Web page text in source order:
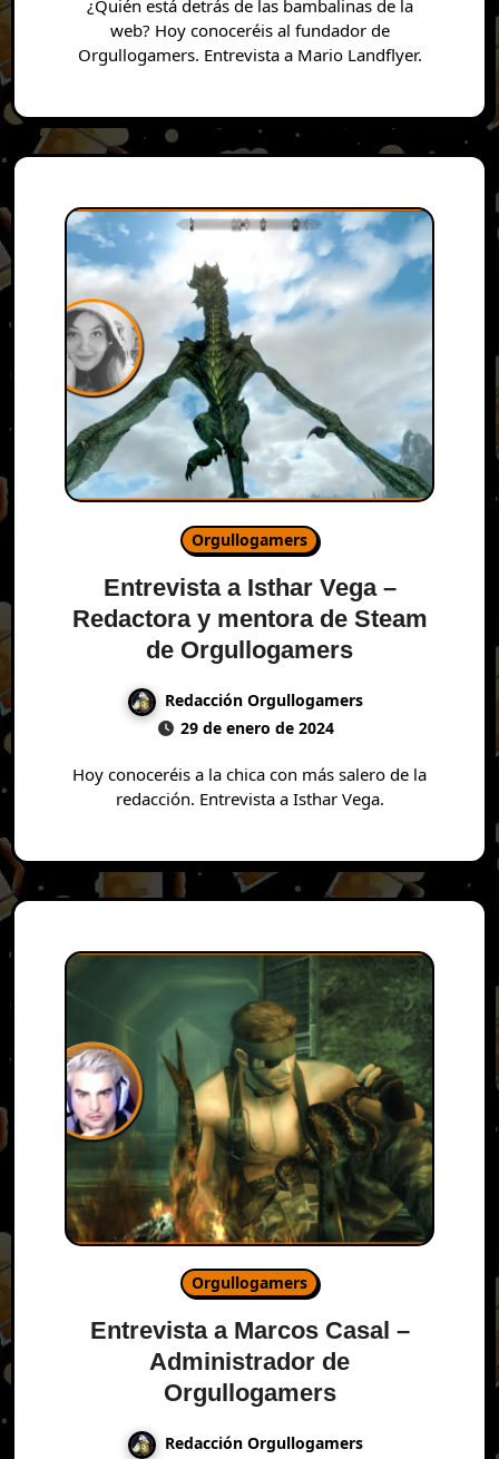
¿Quién está detrás de las bambalinas de la
web? Hoy conoceréis al fundador de
Orgullogamers. Entrevista a Mario Landflyer.
Orgullogamers
Entrevista a Isthar Vega –
Redactora y mentora de Steam
de Orgullogamers
Redacción Orgullogamers
29 de enero de 2024
Hoy conoceréis a la chica con más salero de la
redacción. Entrevista a Isthar Vega.
Orgullogamers
Entrevista a Marcos Casal –
Administrador de
Orgullogamers
Redacción Orgullogamers